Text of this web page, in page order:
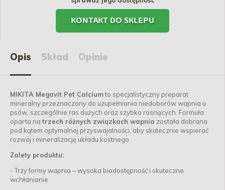
KONTAKT DO SKLEPU
Opis Skład Opinie
MIKITA Megavit Pet Calciumto specjalistyczny preparat
mineralny przeznaczony do uzupełniania niedoborów wapnia u
psów, szczególnie ras dużych oraz szybko rosnących. Formuła
oparta natrzech różnych związkach wapnia została dobrana
pod kątem optymalnej przyswajalności, aby skutecznie wspierać
rozwój i mineralizację układu kostnego.
Zalety produktu:
- Trzy formy wapnia – wysoka biodostępność i skuteczne
wchłanianie